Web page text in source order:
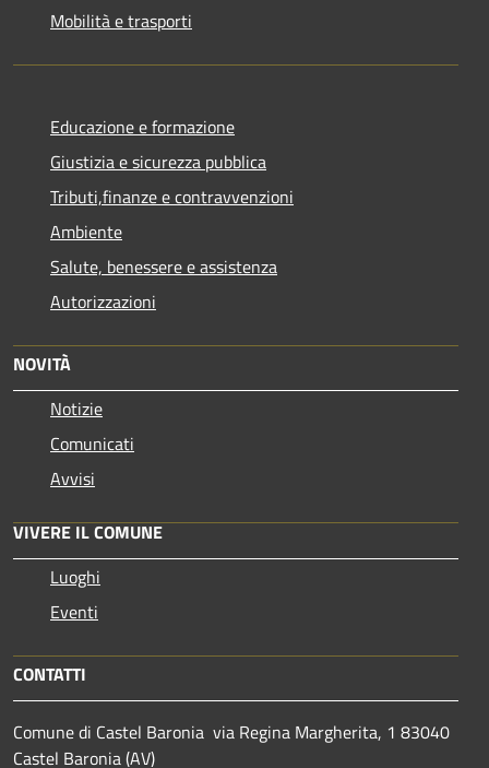
Mobilità e trasporti
Educazione e formazione
Giustizia e sicurezza pubblica
Tributi,finanze e contravvenzioni
Ambiente
Salute, benessere e assistenza
Autorizzazioni
NOVITÀ
Notizie
Comunicati
Avvisi
VIVERE IL COMUNE
Luoghi
Eventi
CONTATTI
Comune di Castel Baronia via Regina Margherita, 1 83040
Castel Baronia (AV)